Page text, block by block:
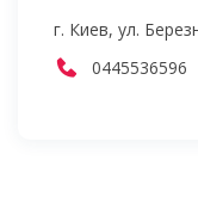
г. Киев, ул.
0445536596